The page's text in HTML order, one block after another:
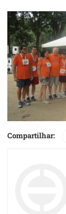
Compartilhar: